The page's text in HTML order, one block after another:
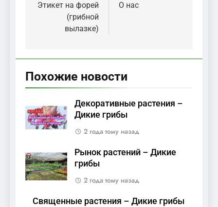
по
записям
Этикет на форей
(грибной
вылазке)
О нас
Похожие новости
Декоративные растения –
Дикие грибы
2 года тому назад
Рынок растений – Дикие
грибы
2 года тому назад
Священные растения – Дикие грибы